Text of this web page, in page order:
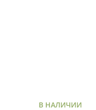
В НАЛИЧИИ